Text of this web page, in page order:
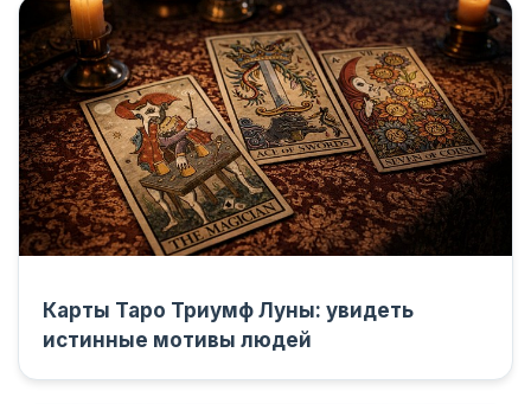
Карты Таро Триумф Луны: увидеть
истинные мотивы людей